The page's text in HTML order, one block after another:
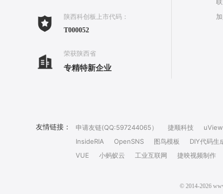
陕西科创板上市代码：
T000052
荣获陕西省
专精特新企业
友情链接： 申请友链(QQ:597244065） 捷顺科技
uView
InsideRIA
OpenSNS 图鸟模板
DIY代码生
VUE
小蚂蚁云 工业互联网 捷映视频制作
© 2014-2026